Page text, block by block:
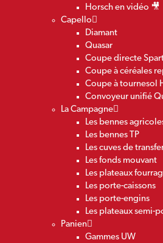
Horsch en vidéo 🎥
Capello
Diamant
Quasar
Coupe directe
Coupe à céréales
Coupe à tournesol
Convoyeur unifié
La Campagne
Les bennes
Les bennes TP
Les cuves de
Les fonds mouvant
Les plateaux
Les porte-caissons
Les porte-engins
Les plateaux semi-
Panien
Gammes UW